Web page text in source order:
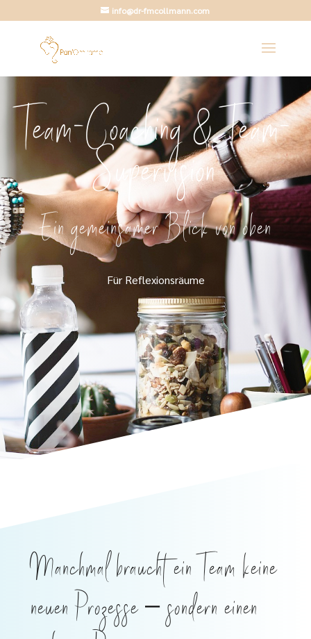
info@dr-fmcollmann.com
Team-Coaching & Team-
Supervision
Ein gemeinsamer Blick von oben
Für Reflexionsräume
Manchmal braucht ein Team keine
neuen Prozesse – sondern einen